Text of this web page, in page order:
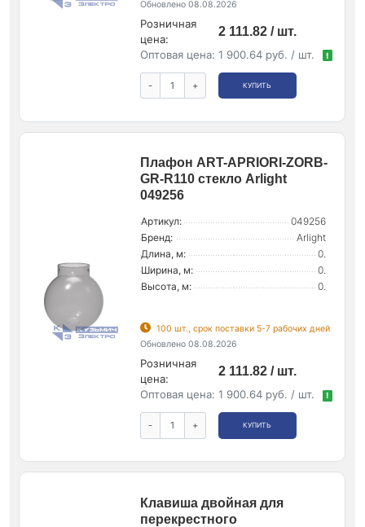
Обновлено 08.08.2026
Розничная
цена:
2 111.82 / шт.
Оптовая цена: 1 900.64 руб. / шт. !
- + КУПИТЬ
Плафон ART-APRIORI-ZORB-
GR-R110 стекло Arlight
049256
Артикул:
049256
Бренд:
Arlight
Длина, м:
0.
Ширина, м:
0.
Высота, м:
0.
100 шт., срок поставки 5-7 рабочих дней
Обновлено 08.08.2026
Розничная
цена:
2 111.82 / шт.
Оптовая цена: 1 900.64 руб. / шт. !
- + КУПИТЬ
Клавиша двойная для
перекрестного